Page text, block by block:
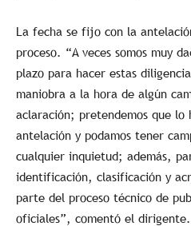
La fecha se fijo con la
proceso. “A veces somos muy
plazo para hacer estas
maniobra a la hora de algún
aclaración; pretendemos que lo
antelación y podamos tener
cualquier inquietud; además,
identificación, clasificación y
parte del proceso técnico de
oficiales”, comentó el dirigente.